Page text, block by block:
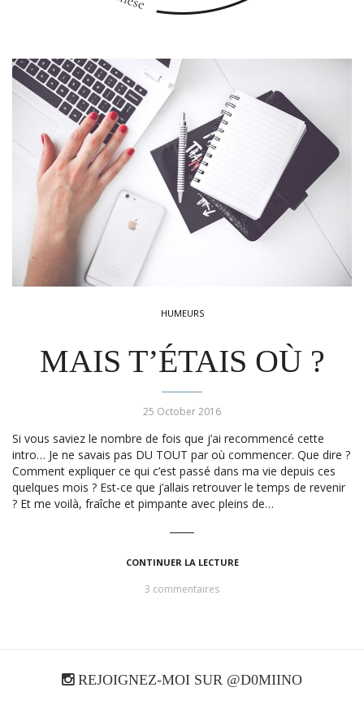
HUMEURS
MAIS T’ÉTAIS OÙ ?
25 October 2016
Si vous saviez le nombre de fois que j’ai recommencé cette
intro… Je ne savais pas DU TOUT par où commencer. Que dire ?
Comment expliquer ce qui c’est passé dans ma vie depuis ces
quelques mois ? Est-ce que j’allais retrouver le temps de revenir
? Et me voilà, fraîche et pimpante avec pleins de…
CONTINUER LA LECTURE
3 commentaires
REJOIGNEZ-MOI SUR @D0MIINO